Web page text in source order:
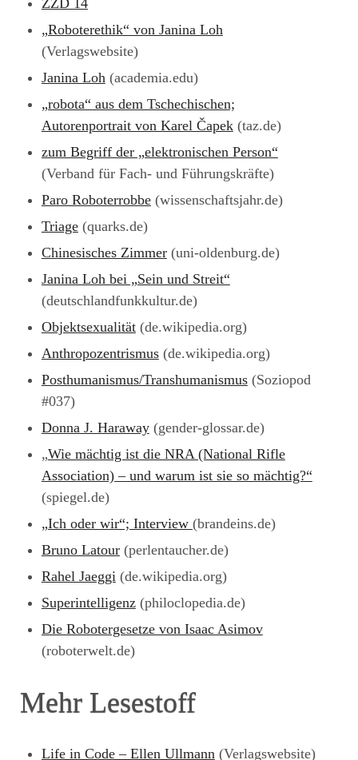
„Roboterethik“ von Janina Loh
(Verlagswebsite)
Janina Loh (academia.edu)
„robota“ aus dem Tschechischen;
Autorenportrait von Karel Čapek(taz.de)
zum Begriff der „elektronischen Person“
(Verband für Fach- und Führungskräfte)
Paro Roboterrobbe(wissenschaftsjahr.de)
Triage(quarks.de)
Chinesisches Zimmer(uni-oldenburg.de)
Janina Loh bei „Sein und Streit“
(deutschlandfunkkultur.de)
Objektsexualität(de.wikipedia.org)
Anthropozentrismus(de.wikipedia.org)
Posthumanismus/Transhumanismus(Soziopod
#037)
Donna J. Haraway(gender-glossar.de)
„Wie mächtig ist die NRA (National Rifle
Association) – und warum ist sie so mächtig?“
(spiegel.de)
„Ich oder wir“; Interview (brandeins.de)
Bruno Latour(perlentaucher.de)
Rahel Jaeggi (de.wikipedia.org)
Superintelligenz(philoclopedia.de)
Die Robotergesetze von Isaac Asimov
(roboterwelt.de)
Mehr Lesestoff
Life in Code – Ellen Ullmann (Verlagswebsite)